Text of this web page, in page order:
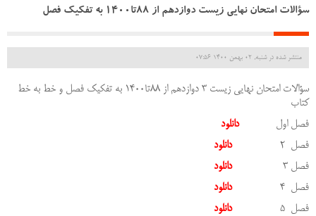
سؤالات امتحان نهایی زیست دوازدهم از 88تا1400 به تفکیک فصل
منتشر شده در شنبه, 02 بهمن 1400 07:56
سؤالات امتحان نهایی زیست 3 دوازدهم از 88تا1400 به تفکیک فصل و خط به خط
کتاب
فصل اولدانلود
فصل 2
دانلود
فصل 3
دانلود
فصل 4
دانلود
فصل 5
دانلود